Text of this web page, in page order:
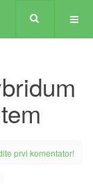
prvi komentator!